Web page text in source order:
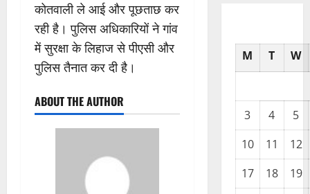
कोतवाली ले आई और पूछताछ कर
रही है। पुलिस अधिकारियों ने गांव
में सुरक्षा के लिहाज से पीएसी और
पुलिस तैनात कर दी है।
ABOUT THE AUTHOR
M T W
3 4
5
10
11
12
17
18
19